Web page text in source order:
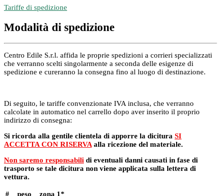
Tariffe di spedizione
Modalità di spedizione
Centro Edile S.r.l. affida le proprie spedizioni a corrieri specializzati
che verranno scelti singolarmente a seconda delle esigenze di
spedizione e cureranno la consegna fino al luogo di destinazione.
Di seguito, le tariffe convenzionate IVA inclusa, che verranno
calcolate in automatico nel carrello dopo aver inserito il proprio
indirizzo di consegna:
Si ricorda alla gentile clientela di apporre la dicitura SI
ACCETTA CON RISERVA alla ricezione del materiale.
Non saremo responsabili di eventuali danni causati in fase di
trasporto se tale dicitura non viene applicata sulla lettera di
vettura.
# peso
zona 1*